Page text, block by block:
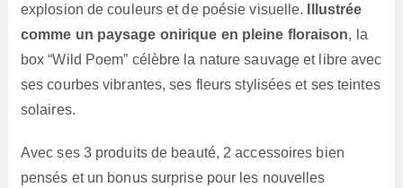
explosion de couleurs et de poésie visuelle.
Illustrée
comme un paysage onirique en pleine floraison, la
box “Wild Poem” célèbre la nature sauvage et libre avec
ses courbes vibrantes, ses fleurs stylisées et ses teintes
solaires.
Avec ses 3 produits de beauté, 2 accessoires bien
pensés et un bonus surprise pour les nouvelles